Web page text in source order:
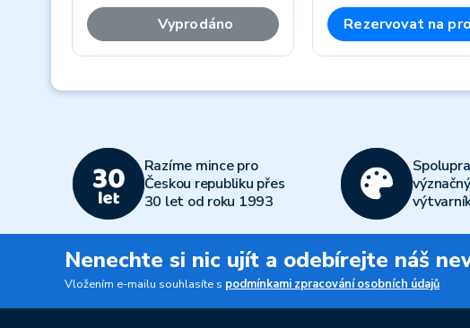
Vyprodáno Rezervovat na
Razíme mince pro
Českou republiku přes
30 let od roku 1993
Nenechte si nic ujít a odebírejte náš
Vložením e-mailu souhlasíte s podmínkami zpracování osobních údajů